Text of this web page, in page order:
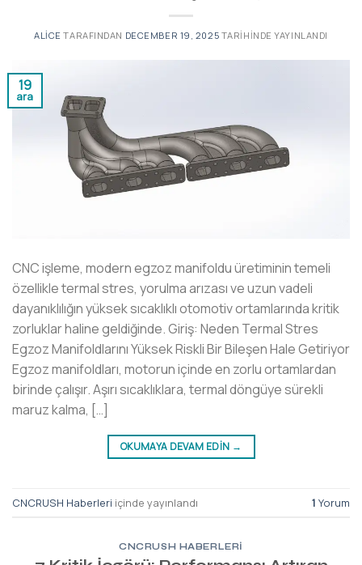
ALICE TARAFINDAN DECEMBER 19, 2025 TARIHINDE YAYINLANDI
19
ara
CNC işleme, modern egzoz manifoldu üretiminin temeli
özellikle termal stres, yorulma arızası ve uzun vadeli
dayanıklılığın yüksek sıcaklıklı otomotiv ortamlarında kritik
zorluklar haline geldiğinde. Giriş: Neden Termal Stres
Egzoz Manifoldlarını Yüksek Riskli Bir Bileşen Hale Getiriyor
Egzoz manifoldları, motorun içinde en zorlu ortamlardan
birinde çalışır. Aşırı sıcaklıklara, termal döngüye sürekli
maruz kalma, […]
OKUMAYA DEVAM EDIN →
CNCRUSH Haberleri içinde yayınlandı 1 Yorum
CNCRUSH HABERLERI